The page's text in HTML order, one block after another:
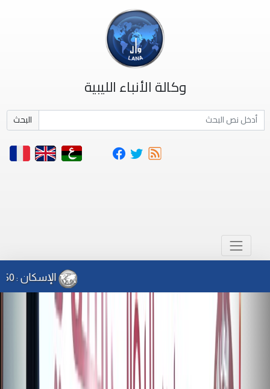
وكالة الأنباء الليبية
البحث
الإسكان : 150 ألف دينار لدعم الشباب والتقسيط على 25 عاماً .